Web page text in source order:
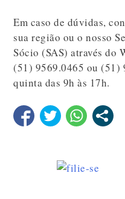
Em caso de dúvidas,
sua região ou o nosso
Sócio (SAS) através do
(51) 9569.0465 ou (51)
quinta das 9h às 17h.